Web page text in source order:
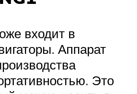
входит в
Аппарат
Это